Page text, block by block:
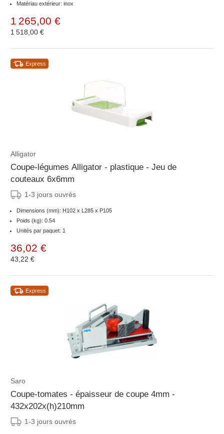
Matériau extérieur: inox
1 265,00 €
1 518,00 €
Express
Alligator
Coupe-légumes Alligator - plastique - Jeu de
couteaux 6x6mm
1-3 jours ouvrés
Dimensions (mm): H102 x L285 x P105
Poids (kg): 0.54
Unités par paquet: 1
36,02 €
43,22 €
Express
Saro
Coupe-tomates - épaisseur de coupe 4mm -
432x202x(h)210mm
1-3 jours ouvrés